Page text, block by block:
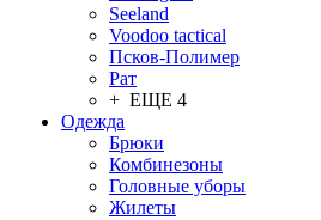
Seeland
Voodoo tactical
Псков-Полимер
Рат
+ ЕЩЕ 4
Одежда
Брюки
Комбинезоны
Головные уборы
Жилеты